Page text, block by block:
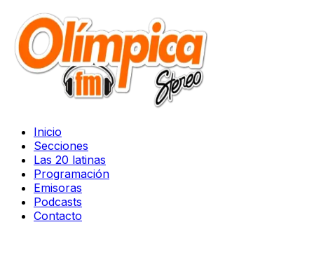
Inicio
Secciones
Las 20 latinas
Programación
Emisoras
Podcasts
Contacto